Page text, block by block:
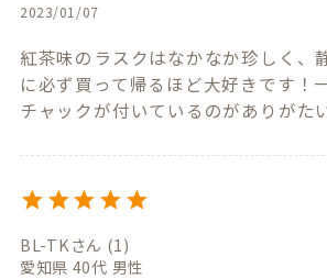
2023/01/07
紅茶味のラスクはなかなか珍しく、
に必ず買って帰るほど大好きです！
チャックが付いているのがありがた
BL-TK 1
愛知県 40代 男性